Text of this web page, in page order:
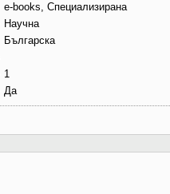
e-books, Специализирана
Научна
Българска
1
Да